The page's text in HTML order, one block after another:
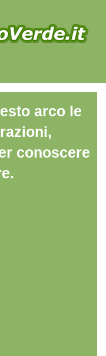
arco le
conoscere